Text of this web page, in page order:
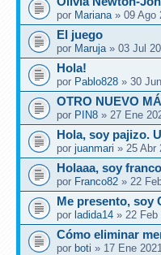
por Mariana» 09 Ago
El juego
por Maruja» 03 Jul
Hola!
por Pablo828 » 30
OTRO NUEVO
por PIN8 » 27 Ene
Hola, soy pajizo.
por juanmari » 25 Abr
Holaaa, soy franco
por Franco82 » 22
Me presento, soy
por ladida14 » 22 Feb
Cómo eliminar
por boti » 17 Ene